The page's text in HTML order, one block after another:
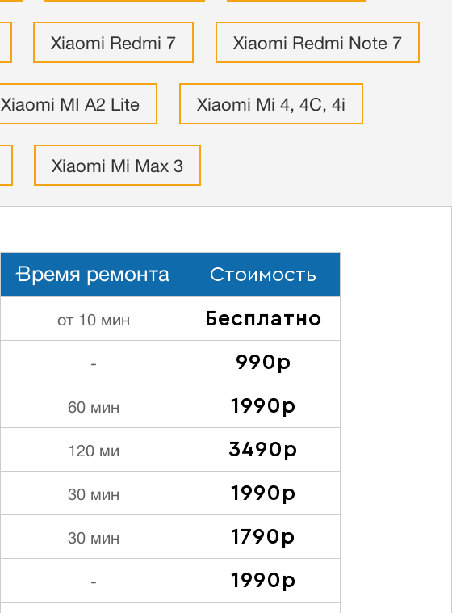
Xiaomi Redmi 7 Xiaomi Redmi Note 7
Xiaomi MI A2 Lite Xiaomi Mi 4, 4C, 4i
Xiaomi Mi Max 3
Время ремонта Стоимость
от 10 мин Бесплатно
- 990р
60 мин 1990р
120 ми 3490р
30 мин 1990р
30 мин 1790р
- 1990р